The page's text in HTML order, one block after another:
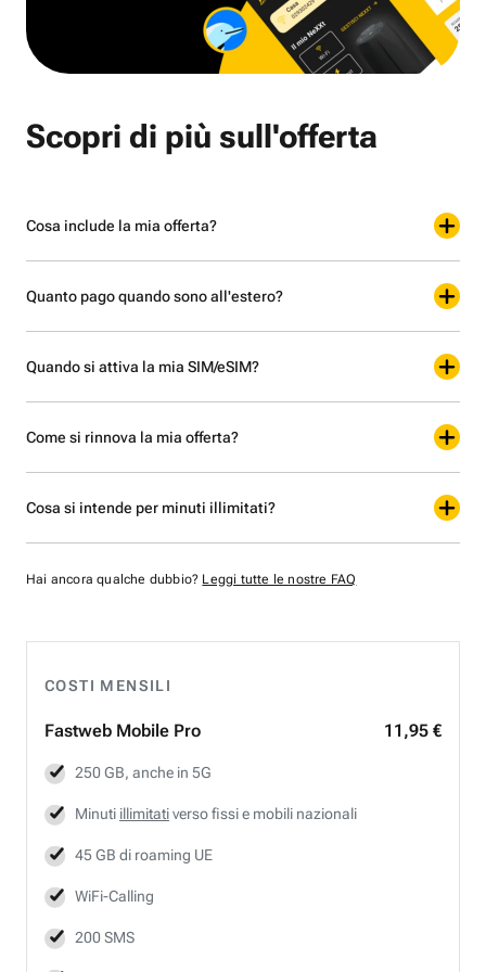
COSTI MENSILI
Fastweb Mobile Pro 11,95 €
250 GB, anche in 5G
Minuti illimitativerso fissi e mobili nazionali
45 GB di roaming UE
WiFi-Calling
200 SMS
Scopri di più sull'offerta
Cosa include la mia offerta?
Quanto pago quando sono all'estero?
Quando si attiva la mia SIM/eSIM?
Come si rinnova la mia offerta?
Cosa si intende per minuti illimitati?
Hai ancora qualche dubbio? Leggi tutte le nostre FAQ